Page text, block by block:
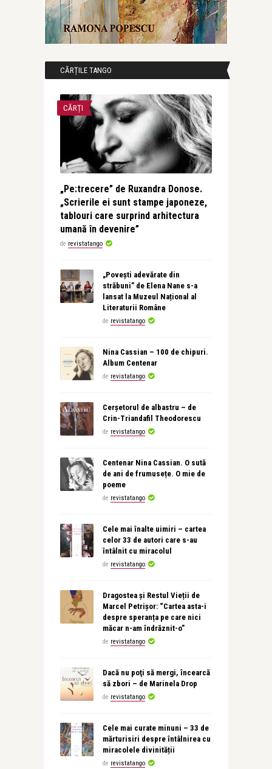
CĂRȚILE TANGO
CĂRȚI
„Pe:trecere” de Ruxandra Donose.
„Scrierile ei sunt stampe japoneze,
tablouri care surprind arhitectura
umană în devenire”
de revistatango
„Povești adevărate din
străbuni” de Elena Nane s-a
lansat la Muzeul Național al
Literaturii Române
de revistatango
Nina Cassian – 100 de chipuri.
Album Centenar
de revistatango
Cerșetorul de albastru – de
Crin-Triandafil Theodorescu
de revistatango
Centenar Nina Cassian. O sută
de ani de frumusețe. O mie de
poeme
de revistatango
Cele mai înalte uimiri – cartea
celor 33 de autori care s-au
întâlnit cu miracolul
de revistatango
Dragostea și Restul Vieții de
Marcel Petrișor: “Cartea asta-i
despre speranța pe care nici
măcar n-am îndrăznit-o”
de revistatango
Dacă nu poţi să mergi, încearcă
să zbori – de Marinela Drop
de revistatango
Cele mai curate minuni – 33 de
mărturisiri despre întâlnirea cu
miracolele divinității
de revistatango